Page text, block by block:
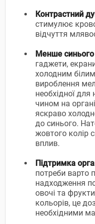
Контрастний
стимулює
відчуття
Менше синього
гаджети,
холодним
вироблення
необхідної
чином на
яскраво
до синього.
жовтого колір
вплив.
Підтримка
потреби варто
надходження
овочі та
кольорів, це
необхідними